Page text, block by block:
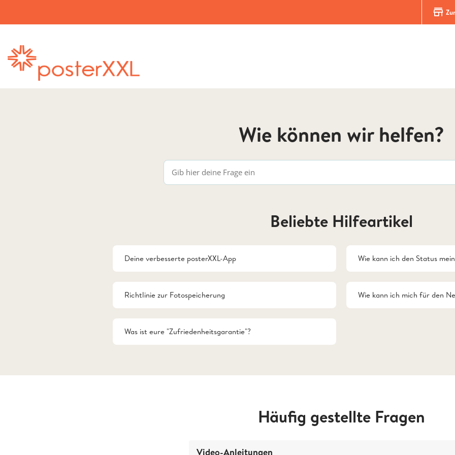
store
Wie können wir helfen?
Beliebte Hilfeartikel
Deine verbesserte posterXXL-App Wie kann ich den Status
Richtlinie zur Fotospeicherung Wie kann ich mich für den
Was ist eure "Zufriedenheitsgarantie"?
Häufig gestellte Fragen
Video-Anleitungen